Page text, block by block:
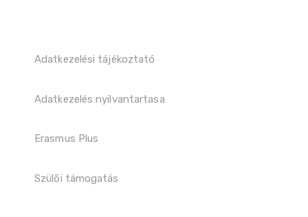
Adatkezelési tájékoztató
Adatkezelés nyilvantartasa
Erasmus Plus
Szülői támogatás